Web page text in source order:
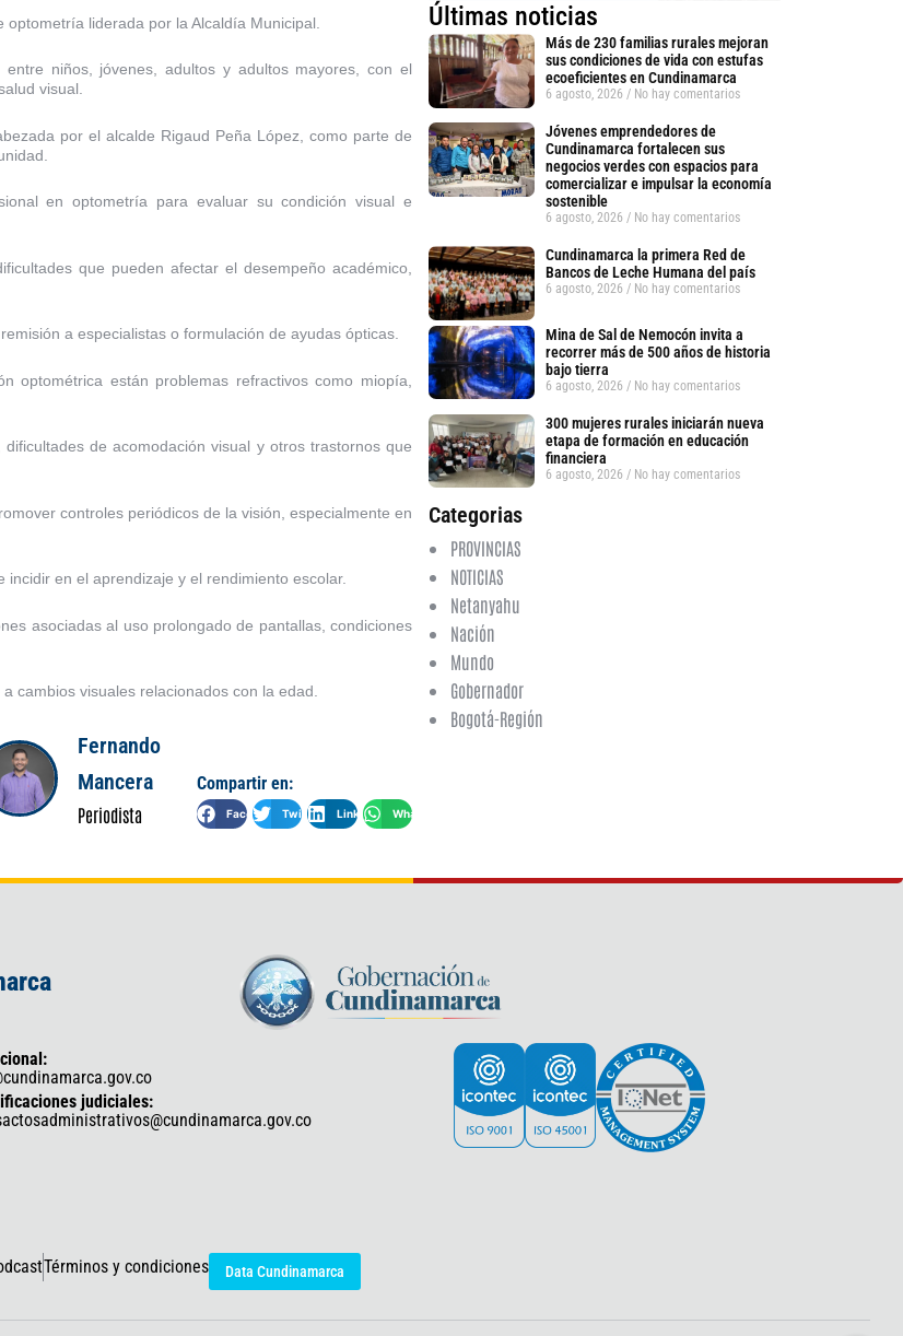
liderada por la Alcaldía Municipal.
niños, jóvenes, adultos y adultos mayores, con el
visual.
por el alcalde Rigaud Peña López, como parte de
en optometría para evaluar su condición visual e
que pueden afectar el desempeño académico,
a especialistas o formulación de ayudas ópticas.
optométrica están problemas refractivos como miopía,
de acomodación visual y otros trastornos que
controles periódicos de la visión, especialmente en
en el aprendizaje y el rendimiento escolar.
asociadas al uso prolongado de pantallas, condiciones
cambios visuales relacionados con la edad.
Fernando
Mancera
Periodista
Compartir en:
Facebook Twitter LinkedIn WhatsApp
Últimas noticias
Más de 230 familias rurales mejoran
sus condiciones de vida con estufas
ecoeficientes en Cundinamarca
6 agosto, 2026 No hay comentarios
Jóvenes emprendedores de
Cundinamarca fortalecen sus
negocios verdes con espacios para
comercializar e impulsar la economía
sostenible
6 agosto, 2026 No hay comentarios
Cundinamarca la primera Red de
Bancos de Leche Humana del país
6 agosto, 2026 No hay comentarios
Mina de Sal de Nemocón invita a
recorrer más de 500 años de historia
bajo tierra
6 agosto, 2026 No hay comentarios
300 mujeres rurales iniciarán nueva
etapa de formación en educación
financiera
6 agosto, 2026 No hay comentarios
Categorias
PROVINCIAS
NOTICIAS
Netanyahu
Nación
Mundo
Gobernador
Bogotá-Región
judiciales:
Términos y condiciones Data Cundinamarca